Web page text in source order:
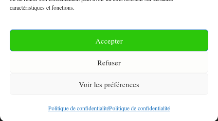
caractéristiques et fonctions.
Accepter
Refuser
Voir les préférences
Politique de confidentialitéPolitique de confidentialité
Conditions Générales de Vente
Politique de Confidentialité
© 2026 Asie21• Construit avec GeneratePress